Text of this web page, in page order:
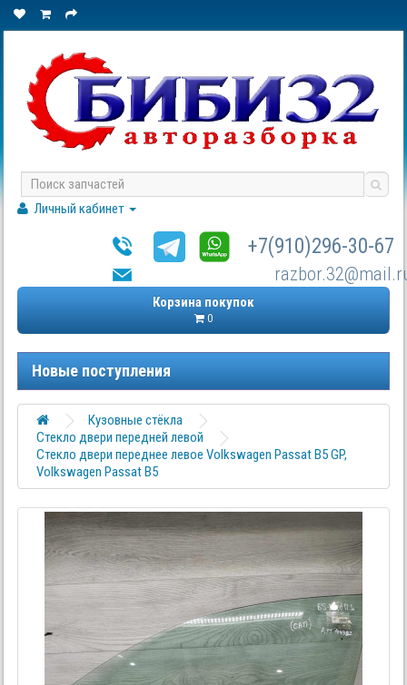
Личный кабинет
+7(910)296-30-67
Корзина покупок
0
Новые поступления
Кузовные стёкла
Стекло двери передней левой
Стекло двери переднее левое Volkswagen Passat B5 GP,
Volkswagen Passat B5